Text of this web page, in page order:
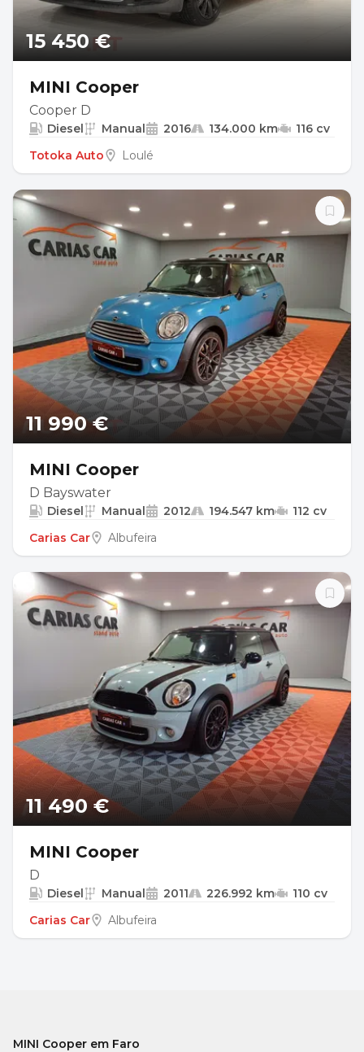
15 450 €
MINI Cooper
Cooper D
Diesel Manual 2016 134.000 km
116 cv
Totoka Auto
Loulé
11 990 €
MINI Cooper
D Bayswater
Diesel Manual 2012 194.547 km
112 cv
Carias Car
Albufeira
11 490 €
MINI Cooper
D
Diesel Manual 2011 226.992 km
110 cv
Carias Car
Albufeira
MINI Cooper em Faro